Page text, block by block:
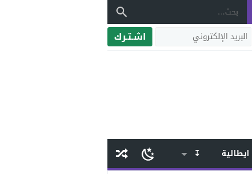
اشـتـرك
↧